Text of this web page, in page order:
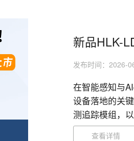
新品HLK-
发布时间：2026-
在智能感知与
设备落地的关
测追踪模组，
明、卫浴控制
查看详情